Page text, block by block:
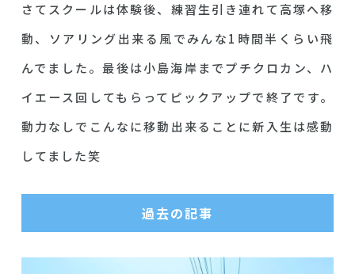
さてスクールは体験後、練習生引き連れて高塚へ移
動、ソアリング出来る風でみんな1時間半くらい飛
んでました。最後は小島海岸までプチクロカン、ハ
イエース回してもらってピックアップで終了です。
動力なしでこんなに移動出来ることに新入生は感動
してました笑
過去の記事